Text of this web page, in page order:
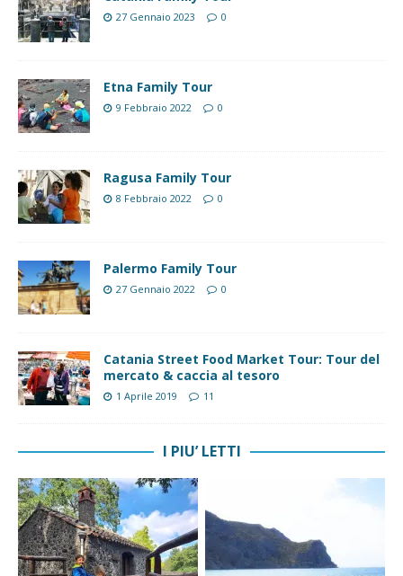
27 Gennaio 2023 0
Etna Family Tour
9 Febbraio 2022 0
Ragusa Family Tour
8 Febbraio 2022 0
Palermo Family Tour
27 Gennaio 2022 0
Catania Street Food Market Tour: Tour del
mercato & caccia al tesoro
1 Aprile 2019 11
I PIU’ LETTI